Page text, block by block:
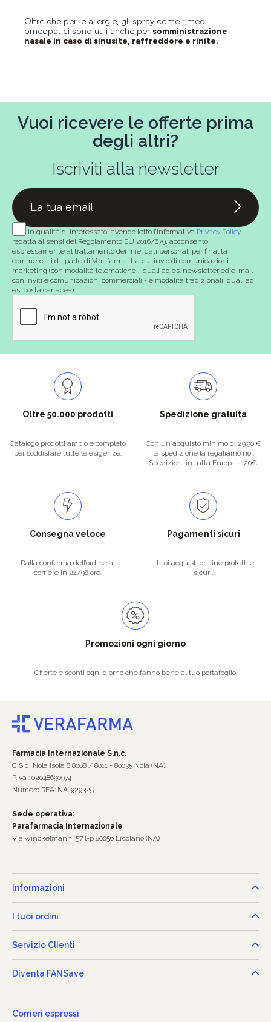
Oltre che per le allergie, gli spray come rimedi
omeopatici sono utili anche per somministrazione
nasale in caso di sinusite, raffreddore e rinite.
Vuoi ricevere le offerte prima
degli altri?
Iscriviti alla newsletter
In qualità di interessato, avendo letto l’informativa Privacy Policy
redatta ai sensi del Regolamento EU 2016/679, acconsento
espressamente al trattamento dei miei dati personali per finalità
commerciali da parte di Verafarma, tra cui invio di comunicazioni
marketing (con modalità telematiche - quali ad es. newsletter ed e-mail
con inviti e comunicazioni commerciali - e modalità tradizionali, quali ad
es. posta cartacea)
Oltre 50.000 prodotti
Catalogo prodotti ampio e completo
per soddisfare tutte le esigenze.
Spedizione gratuita
Con un acquisto minimo di 29.90 €
la spedizione la regaliamo noi.
Spedizioni in tutta Europa a 20€.
Consegna veloce
Dalla conferma dell’ordine al
corriere in 24/96 ore.
Pagamenti sicuri
I tuoi acquisti on line protetti e
sicuri.
Promozioni ogni giorno
Offerte e sconti ogni giorno che fanno bene al tuo portafoglio.
Farmacia Internazionale S.n.c.
CIS di Nola Isola 8 8008 / 8011 - 80035 Nola (NA)
P.Iva : 02048690974
Numero REA: NA-929325
Sede operativa:
Parafarmacia Internazionale
Via winckelmann, 57 l-p 80056 Ercolano (NA)
Informazioni
I tuoi ordini
Servizio Clienti
Diventa FANSave
Corrieri espressi